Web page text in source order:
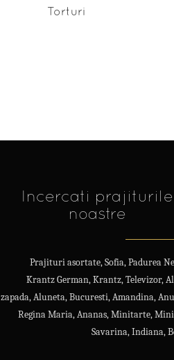
Torturi
Incercati prajiturile
noastre
Prajituri asortate, Sofia, Padurea
Krantz German, Krantz, Televizor,
zapada, Aluneta, Bucuresti, Amandina,
Regina Maria, Ananas, Minitarte,
Savarina, Indiana,